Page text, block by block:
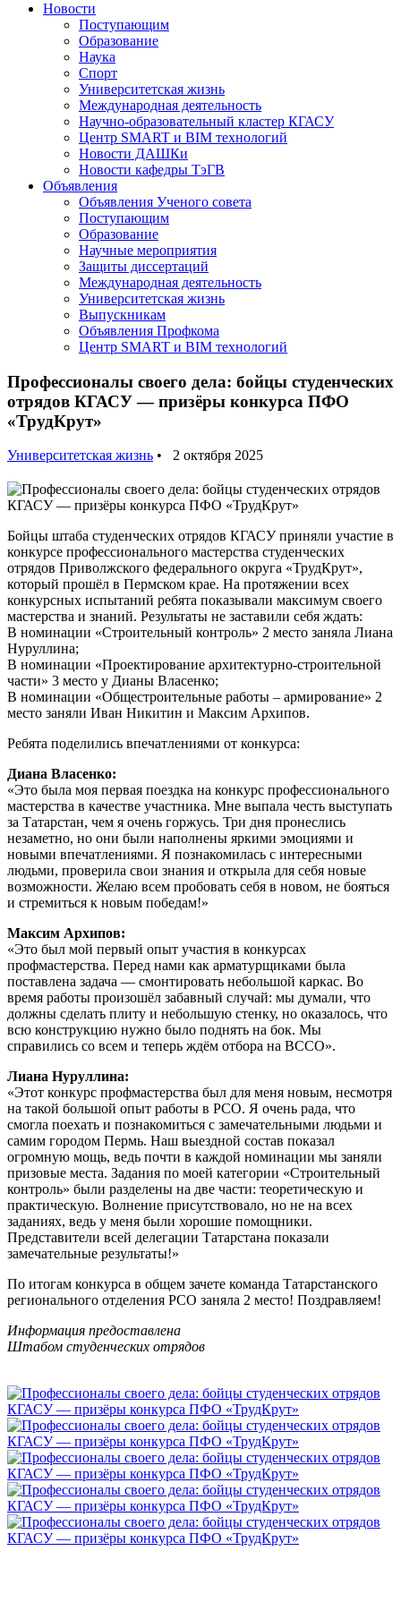
Новости
Поступающим
Образование
Наука
Спорт
Университетская жизнь
Международная деятельность
Научно-образовательный кластер КГАСУ
Центр SMART и BIM технологий
Новости ДАШКи
Новости кафедры ТэГВ
Объявления
Объявления Ученого совета
Поступающим
Образование
Научные мероприятия
Защиты диссертаций
Международная деятельность
Университетская жизнь
Выпускникам
Объявления Профкома
Центр SMART и BIM технологий
Профессионалы своего дела: бойцы студенческих
отрядов КГАСУ — призёры конкурса ПФО
«ТрудКрут»
Университетская жизнь • 2 октября 2025
Бойцы штаба студенческих отрядов КГАСУ приняли участие в
конкурсе профессионального мастерства студенческих
отрядов Приволжского федерального округа «ТрудКрут»,
который прошёл в Пермском крае. На протяжении всех
конкурсных испытаний ребята показывали максимум своего
мастерства и знаний. Результаты не заставили себя ждать:
В номинации «Строительный контроль» 2 место заняла Лиана
Нуруллина;
В номинации «Проектирование архитектурно-строительной
части» 3 место у Дианы Власенко;
В номинации «Общестроительные работы – армирование» 2
место заняли Иван Никитин и Максим Архипов.
Ребята поделились впечатлениями от конкурса:
Диана Власенко:
«Это была моя первая поездка на конкурс профессионального
мастерства в качестве участника. Мне выпала честь выступать
за Татарстан, чем я очень горжусь. Три дня пронеслись
незаметно, но они были наполнены яркими эмоциями и
новыми впечатлениями. Я познакомилась с интересными
людьми, проверила свои знания и открыла для себя новые
возможности. Желаю всем пробовать себя в новом, не бояться
и стремиться к новым победам!»
Максим Архипов:
«Это был мой первый опыт участия в конкурсах
профмастерства. Перед нами как арматурщиками была
поставлена задача — смонтировать небольшой каркас. Во
время работы произошёл забавный случай: мы думали, что
должны сделать плиту и небольшую стенку, но оказалось, что
всю конструкцию нужно было поднять на бок. Мы
справились со всем и теперь ждём отбора на ВССО».
Лиана Нуруллина:
«Этот конкурс профмастерства был для меня новым, несмотря
на такой большой опыт работы в РСО. Я очень рада, что
смогла поехать и познакомиться с замечательными людьми и
самим городом Пермь. Наш выездной состав показал
огромную мощь, ведь почти в каждой номинации мы заняли
призовые места. Задания по моей категории «Строительный
контроль» были разделены на две части: теоретическую и
практическую. Волнение присутствовало, но не на всех
заданиях, ведь у меня были хорошие помощники.
Представители всей делегации Татарстана показали
замечательные результаты!»
По итогам конкурса в общем зачете команда Татарстанского
регионального отделения РСО заняла 2 место! Поздравляем!
Информация предоставлена
Штабом студенческих отрядов